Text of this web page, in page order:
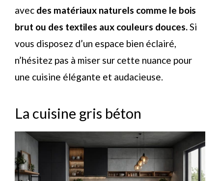
avec des matériaux naturels comme le bois
brut ou des textiles aux couleurs douces.Si
vous disposez d’un espace bien éclairé,
n’hésitez pas à miser sur cette nuance pour
une cuisine élégante et audacieuse.
La cuisine gris béton